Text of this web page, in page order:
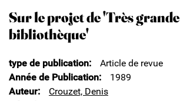
Sur le projet de 'Très grande
bibliothèque'
type de publication
Article de revue
Année de Publication
1989
Auteur
Crouzet, Denis